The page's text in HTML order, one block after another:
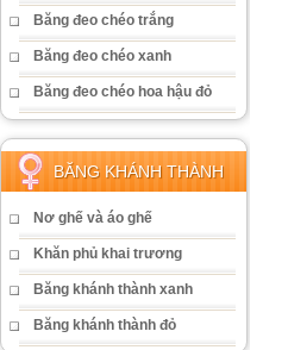
Băng đeo chéo trắng
Băng đeo chéo xanh
Băng đeo chéo hoa hậu đỏ
BĂNG KHÁNH THÀNH
Nơ ghế và áo ghế
Khăn phủ khai trương
Băng khánh thành xanh
Băng khánh thành đỏ